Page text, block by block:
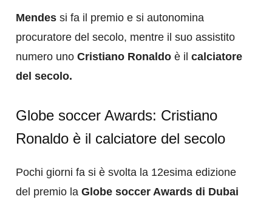
Mendes si fa il premio e si autonomina
procuratore del secolo, mentre il suo assistito
numero uno Cristiano Ronaldo è il calciatore
del secolo.
Globe soccer Awards: Cristiano
Ronaldo è il calciatore del secolo
Pochi giorni fa si è svolta la 12esima edizione
del premio la Globe soccer Awards di Dubai